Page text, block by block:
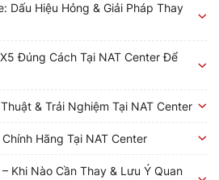
Dấu Hiệu Hỏng & Giải Pháp Thay
Đúng Cách Tại NAT Center Để
& Trải Nghiệm Tại NAT Center
Hãng Tại NAT Center
Khi Nào Cần Thay & Lưu Ý Quan